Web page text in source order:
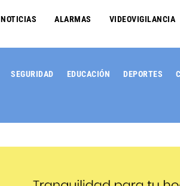
NOTICIAS ALARMAS VIDEOVIGILANCIA
SEGURIDAD EDUCACIÓN DEPORTES